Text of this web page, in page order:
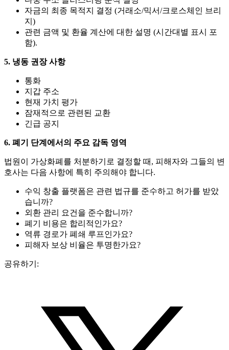
자금의 최종 목적지 결정 (거래소/믹서/크로스체인 브리
지)
관련 금액 및 환율 계산에 대한 설명 (시간대별 표시 포
함).
5. 냉동 권장 사항
통화
지갑 주소
현재 가치 평가
잠재적으로 관련된 교환
긴급 공지
6. 폐기 단계에서의 주요 감독 영역
법원이 가상화폐를 처분하기로 결정할 때, 피해자와 그들의 변
호사는 다음 사항에 특히 주의해야 합니다.
수익 창출 플랫폼은 관련 법규를 준수하고 허가를 받았
습니까?
외환 관리 요건을 준수합니까?
폐기 비용은 합리적인가요?
역류 경로가 폐쇄 루프인가요?
피해자 보상 비율은 투명한가요?
공유하기: